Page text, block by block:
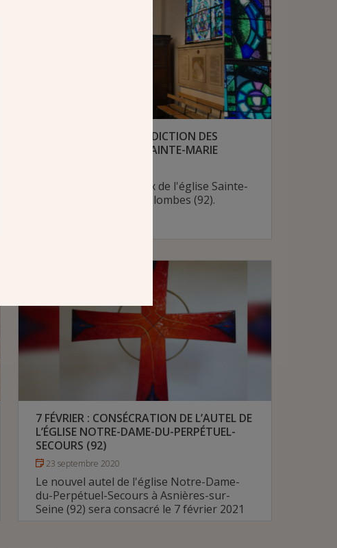
COLOMBES (92) : BÉNÉDICTION DES
VITRAUX DE L’ÉGLISE SAINTE-MARIE
Bénédiction des vitraux de l'église Sainte-
Marie-des-Vallées à Colombes (92).
7 FÉVRIER : CONSÉCRATION DE L’AUTEL DE
L’ÉGLISE NOTRE-DAME-DU-PERPÉTUEL-
SECOURS (92)
23 septembre 2020
Le nouvel autel de l'église Notre-Dame-
du-Perpétuel-Secours à Asnières-sur-
Seine (92) sera consacré le 7 février 2021